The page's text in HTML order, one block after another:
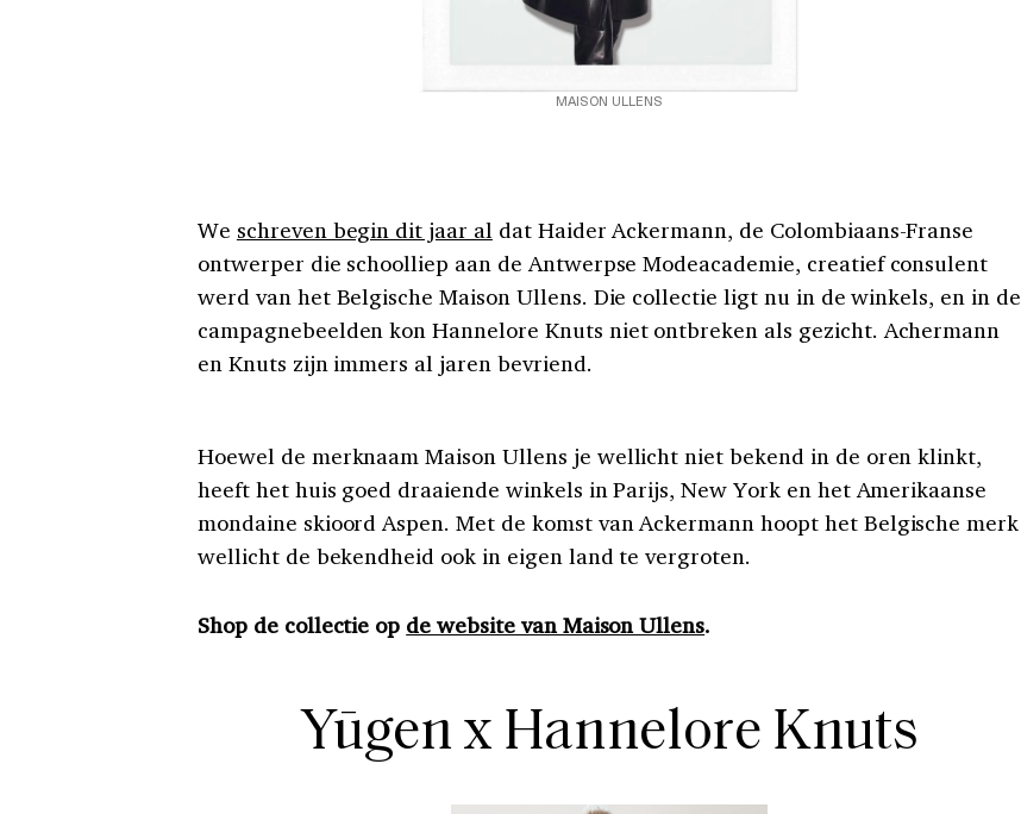
MAISON ULLENS
We schreven begin dit jaar aldat Haider Ackermann, de Colombiaans-Franse
ontwerper die schoolliep aan de Antwerpse Modeacademie, creatief consulent
werd van het Belgische Maison Ullens. Die collectie ligt nu in de winkels, en in de
campagnebeelden kon Hannelore Knuts niet ontbreken als gezicht. Achermann
en Knuts zijn immers al jaren bevriend.
Hoewel de merknaam Maison Ullens je wellicht niet bekend in de oren klinkt,
heeft het huis goed draaiende winkels in Parijs, New York en het Amerikaanse
mondaine skioord Aspen. Met de komst van Ackermann hoopt het Belgische merk
wellicht de bekendheid ook in eigen land te vergroten.
Shop de collectie op de website van Maison Ullens.
Yūgen x Hannelore Knuts